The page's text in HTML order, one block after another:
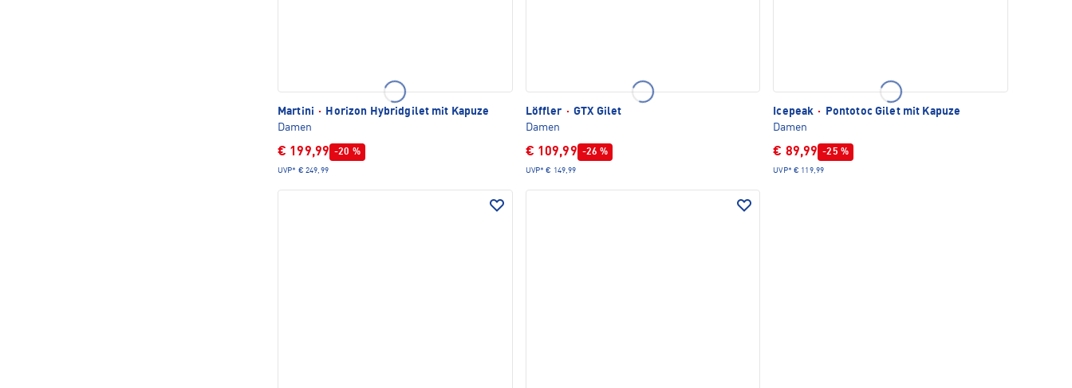
Martini ·
Horizon Hybridgilet mit Kapuze
Damen
€ 199,99 -20 %
UVP* € 249,99
Löffler · GTX Gilet
Damen
€ 109,99 -26 %
UVP* € 149,99
Icepeak ·
Pontotoc Gilet mit Kapuze
Damen
€ 89,99 -25 %
UVP* € 119,99